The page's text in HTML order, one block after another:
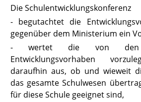
Die Schulentwicklungskonferenz
- begutachtet die
gegenüber dem Ministerium ein
- wertet die von den
Entwicklungsvorhaben
daraufhin aus, ob und wieweit
das gesamte Schulwesen
für diese Schule geeignet sind,